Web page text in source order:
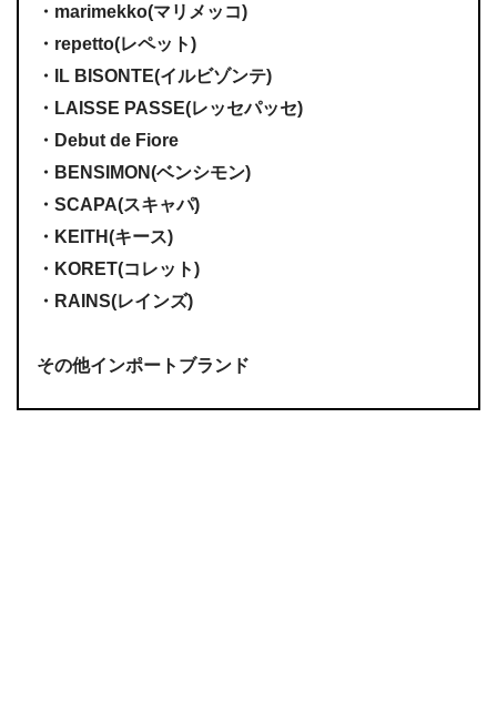
・marimekko(マリメッコ)
・repetto(レペット)
・IL BISONTE(イルビゾンテ)
・LAISSE PASSE(レッセパッセ)
・Debut de Fiore
・BENSIMON(ベンシモン)
・SCAPA(スキャパ)
・KEITH(キース)
・KORET(コレット)
・RAINS(レインズ)
その他インポートブランド